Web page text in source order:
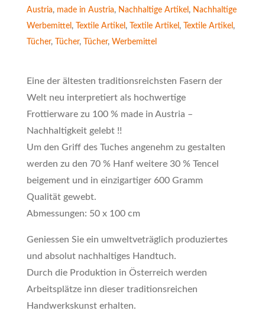
Austria, made in Austria, Nachhaltige Artikel , Nachhaltige
Werbemittel , Textile Artikel , Textile Artikel , Textile Artikel ,
Tücher, Tücher, Tücher, Werbemittel
Eine der ältesten traditionsreichsten Fasern der
Welt neu interpretiert als hochwertige
Frottierware zu 100 % made in Austria –
Nachhaltigkeit gelebt !!
Um den Griff des Tuches angenehm zu gestalten
werden zu den 70 % Hanf weitere 30 % Tencel
beigement und in einzigartiger 600 Gramm
Qualität gewebt.
Abmessungen: 50 x 100 cm
Geniessen Sie ein umweltveträglich produziertes
und absolut nachhaltiges Handtuch.
Durch die Produktion in Österreich werden
Arbeitsplätze inn dieser traditionsreichen
Handwerkskunst erhalten.